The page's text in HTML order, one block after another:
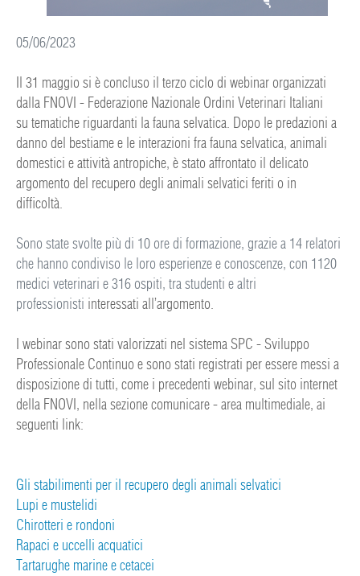
05/06/2023
Il 31 maggio si è concluso il terzo ciclo di webinar organizzati
dalla FNOVI - Federazione Nazionale Ordini Veterinari Italiani
su tematiche riguardanti la fauna selvatica. Dopo le predazioni a
danno del bestiame e le interazioni fra fauna selvatica, animali
domestici e attività antropiche, è stato affrontato il delicato
argomento del recupero degli animali selvatici feriti o in
difficoltà.
Sono state svolte più di 10 ore di formazione, grazie a 14 relatori
che hanno condiviso le loro esperienze e conoscenze, con 1120
medici veterinari e 316 ospiti, tra studenti e altri
professionisti interessati all’argomento.
I webinar sono stati valorizzati nel sistema SPC - Sviluppo
Professionale Continuo e sono stati registrati per essere messi a
disposizione di tutti, come i precedenti webinar, sul sito internet
della FNOVI, nella sezione comunicare - area multimediale, ai
seguenti link:
Gli stabilimenti per il recupero degli animali selvatici
Lupi e mustelidi
Chirotteri e rondoni
Rapaci e uccelli acquatici
Tartarughe marine e cetacei